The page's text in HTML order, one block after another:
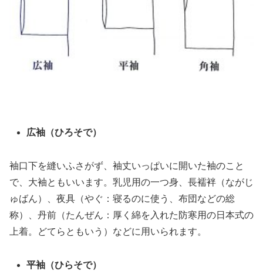
広袖（ひろそで）
袖口下を縫いふさがず、袖丈いっぱいに開いた袖のこと
で、大袖ともいいます。乳児用の一つ身、長襦袢（ながじ
ゅばん）、夜具（やぐ：寝るのに使う、布団などの総
称）、丹前（たんぜん：厚く綿を入れた防寒用の日本式の
上着。どてらともいう）などに用いられます。
平袖（ひらそで）